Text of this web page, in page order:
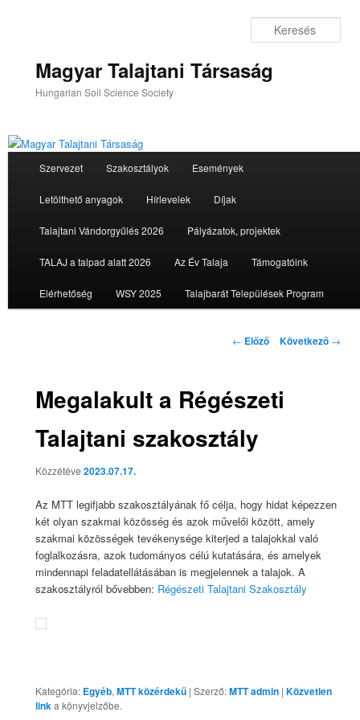
Magyar Talajtani Társaság
Hungarian Soil Science Society
Szervezet Szakosztályok Események
Letölthető anyagok Hírlevelek Díjak
Talajtani Vándorgyűlés 2026 Pályázatok, projektek
TALAJ a talpad alatt 2026 Az Év Talaja Támogatóink
Elérhetőség WSY 2025 Talajbarát Települések Program
Bejegyzés
← Előző Következő →
Megalakult a Régészeti
Talajtani szakosztály
Közzétéve2023.07.17.
Az MTT legifjabb szakosztályának fő célja, hogy hidat képezzen
két olyan szakmai közösség és azok művelői között, amely
szakmai közösségek tevékenysége kiterjed a talajokkal való
foglalkozásra, azok tudományos célú kutatására, és amelyek
mindennapi feladatellátásában is megjelennek a talajok. A
szakosztályról bővebben: Régészeti Talajtani Szakosztály
Kategória: Egyéb,MTT közérdekű | Szerző:MTT admin |Közvetlen
linka könyvjelzőbe.